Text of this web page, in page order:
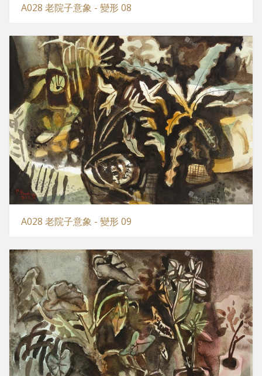
A028 老院子意象 - 變形 08
A028 老院子意象 - 變形 09